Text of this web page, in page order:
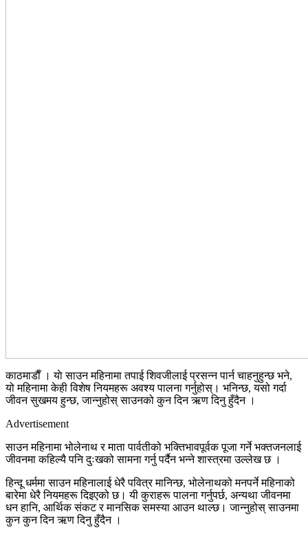
काठमाडाैँ । याे साउन महिनामा तपाई शिवजीलाई प्रसन्न पार्न चाहनुहुन्छ भने,
यो महिनामा केही विशेष नियमहरू अवश्य पालना गर्नुहोस्। भनिन्छ, यसो गर्दा
जीवन सुखमय हुन्छ, जान्नुहोस् साउनको कुन दिन ऋण दिनु हुँदैन ।
Advertisement
साउन महिनामा भोलेनाथ र माता पार्वतीको भक्तिभावपूर्वक पूजा गर्ने भक्तजनलाई
जीवनमा कहिल्यै पनि दुःखको सामना गर्नु पर्दैन भन्ने शास्त्रमा उल्लेख छ ।
हिन्दू धर्ममा साउन महिनालाई धेरै पवित्र मानिन्छ, भोलेनाथको मनपर्ने महिनाको
बारेमा धेरै नियमहरू दिइएको छ। यी कुराहरू पालना गर्नुपर्छ, अन्यथा जीवनमा
धन हानि, आर्थिक संकट र मानसिक समस्या आउन थाल्छ। जान्नुहोस् साउनमा
कुन कुन दिन ऋण दिनु हुँदैन ।